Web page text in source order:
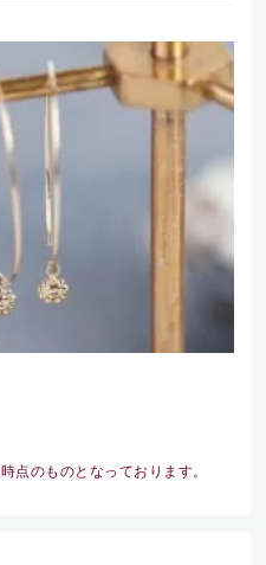
点のものとなっております。